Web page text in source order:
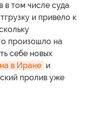
в том числе суда
и привело к
произошло на
себе новых
в Иране и
пролив уже